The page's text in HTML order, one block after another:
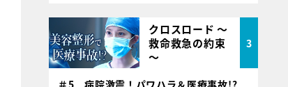
クロスロード ～
救命救急の約束
～
3
＃5 病院激震！パワハラ＆医療事故!?